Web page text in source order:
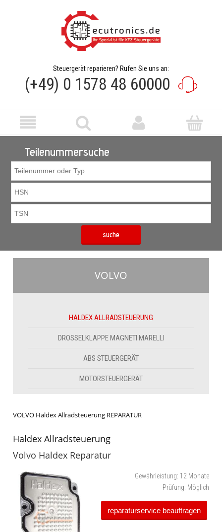
Steuergerät reparieren? Rufen Sie uns an:
(+49) 0 1578 48 60000
Teilenummersuche
suche
VOLVO
HALDEX ALLRADSTEUERUNG
DROSSELKLAPPE MAGNETI MARELLI
ABS STEUERGERÄT
MOTORSTEUERGERÄT
VOLVO Haldex Allradsteuerung REPARATUR
Haldex Allradsteuerung
Volvo Haldex Reparatur
Gewährleistung: 12 Monate
Prüfung: Möglich
reparaturservice beauftragen